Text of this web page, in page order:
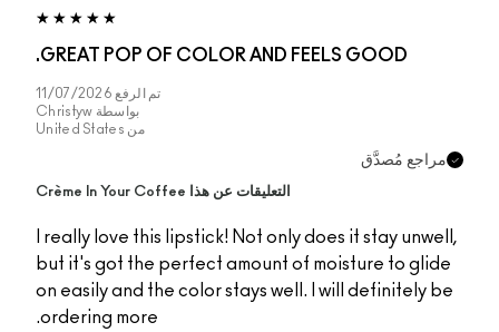
GREAT POP OF COLOR AND FEELS GOOD.
تم الرفع 11/07/2026
بواسطة Christyw
من United States
مراجع مُصدَّق
التعليقات عن هذا Crème In Your Coffee
I really love this lipstick! Not only does it stay unwell,
but it's got the perfect amount of moisture to glide
on easily and the color stays well. I will definitely be
ordering more.